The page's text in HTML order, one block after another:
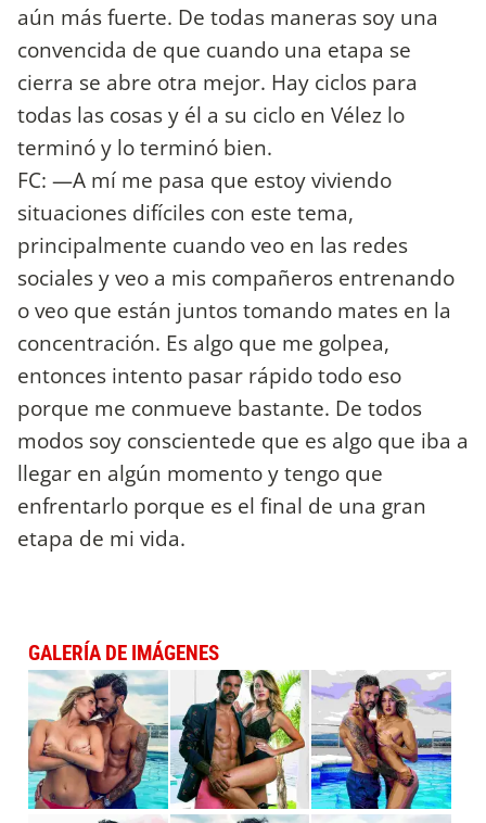
aún más fuerte. De todas maneras soy una
convencida de que cuando una etapa se
cierra se abre otra mejor. Hay ciclos para
todas las cosas y él a su ciclo en Vélez lo
terminó y lo terminó bien.
FC: —A mí me pasa que estoy viviendo
situaciones difíciles con este tema,
principalmente cuando veo en las redes
sociales y veo a mis compañeros entrenando
o veo que están juntos tomando mates en la
concentración. Es algo que me golpea,
entonces intento pasar rápido todo eso
porque me conmueve bastante. De todos
modos soy conscientede que es algo que iba a
llegar en algún momento y tengo que
enfrentarlo porque es el final de una gran
etapa de mi vida.
GALERÍA DE IMÁGENES